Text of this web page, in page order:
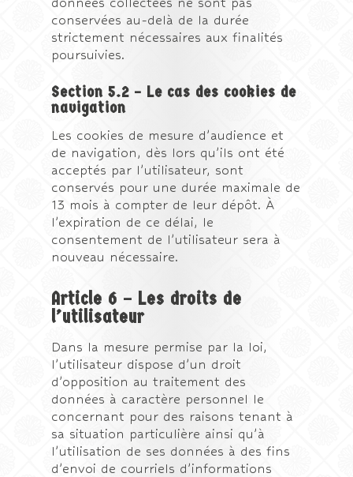
données collectées ne sont pas
conservées au-delà de la durée
strictement nécessaires aux finalités
poursuivies.
Section 5.2 – Le cas des cookies de
navigation
Les cookies de mesure d’audience et
de navigation, dès lors qu’ils ont été
acceptés par l’utilisateur, sont
conservés pour une durée maximale de
13 mois à compter de leur dépôt. À
l’expiration de ce délai, le
consentement de l’utilisateur sera à
nouveau nécessaire.
Article 6 – Les droits de
l’utilisateur
Dans la mesure permise par la loi,
l’utilisateur dispose d’un droit
d’opposition au traitement des
données à caractère personnel le
concernant pour des raisons tenant à
sa situation particulière ainsi qu’à
l’utilisation de ses données à des fins
d’envoi de courriels d’informations